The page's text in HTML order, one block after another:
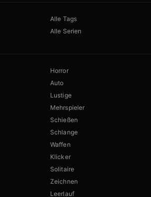
Alle Tags
Alle Serien
Horror
Auto
Lustige
Mehrspieler
Schießen
Schlange
Waffen
Klicker
Solitaire
Zeichnen
Leerlauf